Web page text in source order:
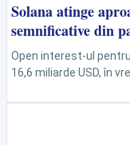
Solana atinge
semnificative din
Open interest-ul
16,6 miliarde USD, în